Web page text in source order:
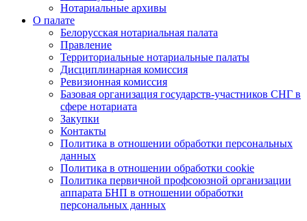
Нотариальные архивы
О палате
Белорусская нотариальная палата
Правление
Территориальные нотариальные палаты
Дисциплинарная комиссия
Ревизионная комиссия
Базовая организация государств-участников СНГ в
сфере нотариата
Закупки
Контакты
Политика в отношении обработки персональных
данных
Политика в отношении обработки cookie
Политика первичной профсоюзной организации
аппарата БНП в отношении обработки
персональных данных